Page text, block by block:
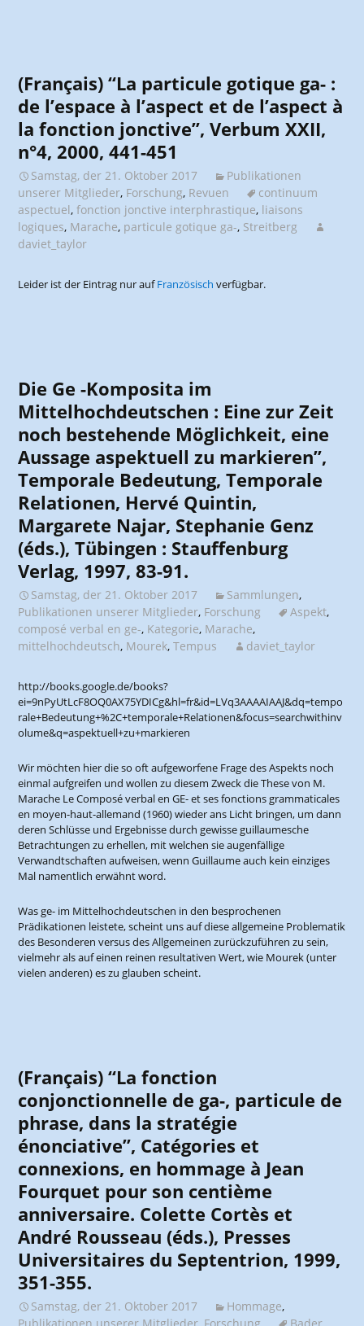
(Français) “La particule gotique ga- :
de l’espace à l’aspect et de l’aspect à
la fonction jonctive”, Verbum XXII,
n°4, 2000, 441-451
Samstag, der 21. Oktober 2017
Publikationen
unserer Mitglieder, Forschung, Revuen
continuum
aspectuel,fonction jonctive interphrastique, liaisons
logiques, Marache, particule gotique ga-, Streitberg
daviet_taylor
Leider ist der Eintrag nur aufFranzösisch verfügbar.
Die Ge -Komposita im
Mittelhochdeutschen : Eine zur Zeit
noch bestehende Möglichkeit, eine
Aussage aspektuell zu markieren”,
Temporale Bedeutung, Temporale
Relationen, Hervé Quintin,
Margarete Najar, Stephanie Genz
(éds.), Tübingen : Stauffenburg
Verlag, 1997, 83-91.
Samstag, der 21. Oktober 2017 Sammlungen,
Publikationen unserer Mitglieder, Forschung Aspekt,
composé verbal en ge-, Kategorie, Marache,
mittelhochdeutsch, Mourek,Tempus daviet_taylor
http://books.google.de/books?
ei=9nPyUtLcF8OQ0AX75YDICg&hl=fr&id=LVq3AAAAIAAJ&dq=tempo
rale+Bedeutung+%2C+temporale+Relationen&focus=searchwithinv
olume&q=aspektuell+zu+markieren
Wir möchten hier die so oft aufgeworfene Frage des Aspekts noch
einmal aufgreifen und wollen zu diesem Zweck die These von M.
Marache Le Composé verbal en GE- et ses fonctions grammaticales
en moyen-haut-allemand (1960) wieder ans Licht bringen, um dann
deren Schlüsse und Ergebnisse durch gewisse guillaumesche
Betrachtungen zu erhellen, mit welchen sie augenfällige
Verwandtschaften aufweisen, wenn Guillaume auch kein einziges
Mal namentlich erwähnt word.
Was ge- im Mittelhochdeutschen in den besprochenen
Prädikationen leistete, scheint uns auf diese allgemeine Problematik
des Besonderen versus des Allgemeinen zurückzuführen zu sein,
vielmehr als auf einen reinen resultativen Wert, wie Mourek (unter
vielen anderen) es zu glauben scheint.
(Français) “La fonction
conjonctionnelle de ga-, particule de
phrase, dans la stratégie
énonciative”, Catégories et
connexions, en hommage à Jean
Fourquet pour son centième
anniversaire. Colette Cortès et
André Rousseau (éds.), Presses
Universitaires du Septentrion, 1999,
351-355.
Samstag, der 21. Oktober 2017 Hommage,